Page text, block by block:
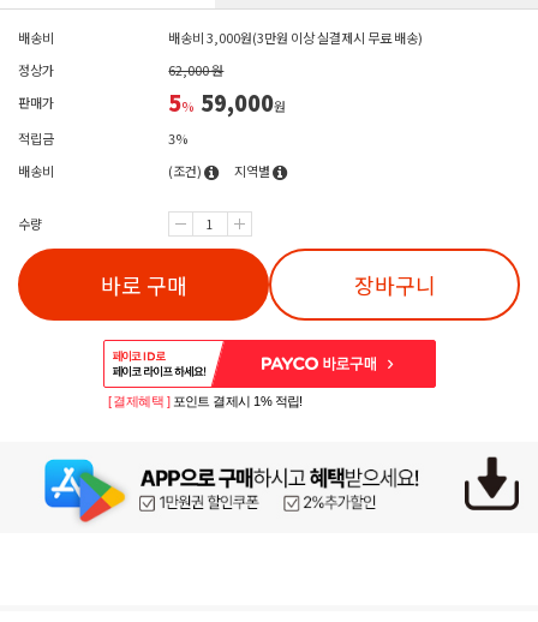
배송비
배송비 3,000원(3만원 이상 실결제시 무료 배송)
정상가
62,000 원
판매가
5% 59,000원
적립금
3%
배송비
(조건) 지역별
수량
바로 구매 장바구니
[ 결제혜택 ] 포인트 결제시 1% 적립!